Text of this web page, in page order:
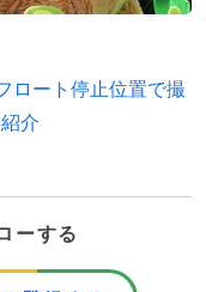
ロート停止位置で撮
介
ーする